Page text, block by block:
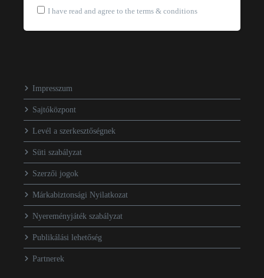
I have read and agree to the terms & conditions
Impresszum
Sajtóközpont
Levél a szerkesztőségnek
Süti szabályzat
Szerzői jogok
Márkabiztonsági Nyilatkozat
Nyereményjáték szabályzat
Publikálási lehetőség
Partnerek